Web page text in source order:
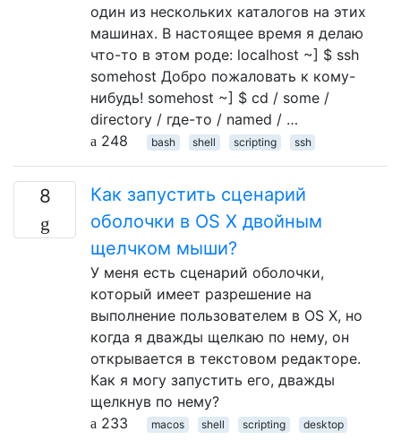
один из нескольких каталогов на этих
машинах. В настоящее время я делаю
что-то в этом роде: localhost ~] $ ssh
somehost Добро пожаловать к кому-
нибудь! somehost ~] $ cd / some /
directory / где-то / named / …
248
bash shell scripting ssh
8
Как запустить сценарий
оболочки в OS X двойным
щелчком мыши?
У меня есть сценарий оболочки,
который имеет разрешение на
выполнение пользователем в OS X, но
когда я дважды щелкаю по нему, он
открывается в текстовом редакторе.
Как я могу запустить его, дважды
щелкнув по нему?
233
macos shell scripting desktop